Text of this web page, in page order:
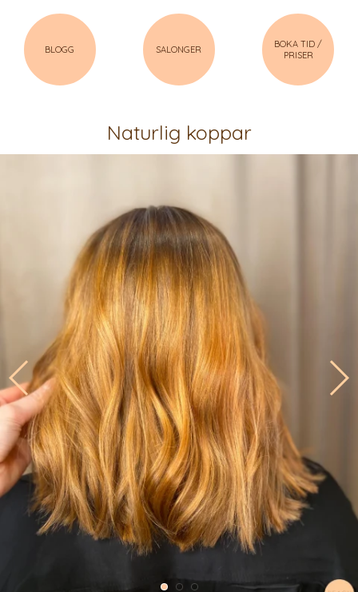
BLOGG SALONGER
BOKA TID /
PRISER
Naturlig koppar